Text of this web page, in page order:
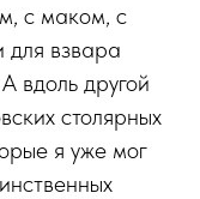
с маком, с
для взвара
вдоль другой
столярных
я уже мог